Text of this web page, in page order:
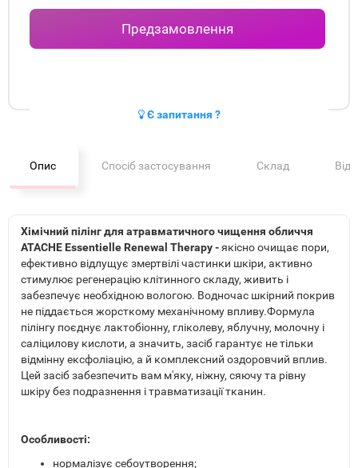
Предзамовлення
Є запитання ?
Опис Спосіб застосування Склад
Хімічний пілінг для атравматичного чищення обличчя
ATACHE Essentielle Renewal Therapy -якісно очищає пори,
ефективно відлущує змертвілі частинки шкіри, активно
стимулює регенерацію клітинного складу, живить і
забезпечує необхідною вологою. Водночас шкірний покрив
не піддається жорсткому механічному впливу.Формула
пілінгу поєднує лактобіонну, гліколеву, яблучну, молочну і
саліцилову кислоти, а значить, засіб гарантує не тільки
відмінну ексфоліацію, а й комплексний оздоровчий вплив.
Цей засіб забезпечить вам м'яку, ніжну, сяючу та рівну
шкіру без подразнення і травматизації тканин.
Особливості:
нормалізує себоутворення;